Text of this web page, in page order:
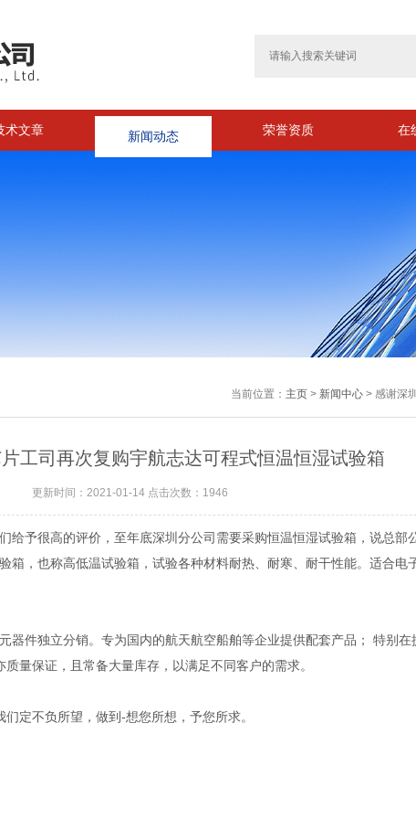
术文章 新闻动态 荣誉资质 在
当前位置： 主页> 新闻中心> 感谢深
工司再次复购宇航志达可程式恒温恒湿试验箱
更新时间：2021-01-14 点击次数：1946
予很高的评价，至年底深圳分公司需要采购恒温恒湿试验箱，说总
，也称高低温试验箱，试验各种材料耐热、耐寒、耐干性能。适合电
件独立分销。专为国内的航天航空船舶等企业提供配套产品； 特别
量保证，且常备大量库存，以满足不同客户的需求。
定不负所望，做到-想您所想，予您所求。